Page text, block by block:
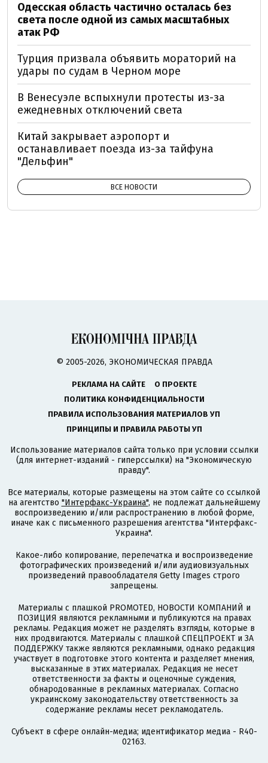
Одесская область частично осталась без
света после одной из самых масштабных
атак РФ
Турция призвала объявить мораторий на
удары по судам в Черном море
В Венесуэле вспыхнули протесты из-за
ежедневных отключений света
Китай закрывает аэропорт и
останавливает поезда из-за тайфуна
"Дельфин"
ВСЕ НОВОСТИ
© 2005-2026, ЭКОНОМИЧЕСКАЯ ПРАВДА
РЕКЛАМА НА САЙТЕ
О ПРОЕКТЕ
ПОЛИТИКА КОНФИДЕНЦИАЛЬНОСТИ
ПРАВИЛА ИСПОЛЬЗОВАНИЯ МАТЕРИАЛОВ УП
ПРИНЦИПЫ И ПРАВИЛА РАБОТЫ УП
Использование материалов сайта только при условии ссылки
(для интернет-изданий - гиперссылки) на "Экономическую
правду".
Все материалы, которые размещены на этом сайте со ссылкой
на агентство "Интерфакс-Украина", не подлежат дальнейшему
воспроизведению и/или распространению в любой форме,
иначе как с письменного разрешения агентства "Интерфакс-
Украина".
Какое-либо копирование, перепечатка и воспроизведение
фотографических произведений и/или аудиовизуальных
произведений правообладателя Getty Images строго
запрещены.
Материалы с плашкой PROMOTED, НОВОСТИ КОМПАНИЙ и
ПОЗИЦИЯ являются рекламными и публикуются на правах
рекламы. Редакция может не разделять взгляды, которые в
них продвигаются. Материалы с плашкой СПЕЦПРОЕКТ и ЗА
ПОДДЕРЖКУ также являются рекламными, однако редакция
участвует в подготовке этого контента и разделяет мнения,
высказанные в этих материалах. Редакция не несет
ответственности за факты и оценочные суждения,
обнародованные в рекламных материалах. Согласно
украинскому законодательству ответственность за
содержание рекламы несет рекламодатель.
Субъект в сфере онлайн-медиа; идентификатор медиа - R40-
02163.